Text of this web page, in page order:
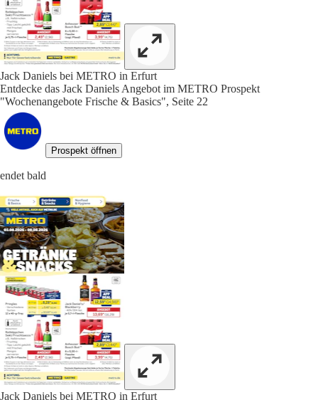
Jack Daniels bei METRO in Erfurt
Entdecke das Jack Daniels Angebot im METRO Prospekt
"Wochenangebote Frische & Basics", Seite 22
Prospekt öffnen
endet bald
Jack Daniels bei METRO in Erfurt